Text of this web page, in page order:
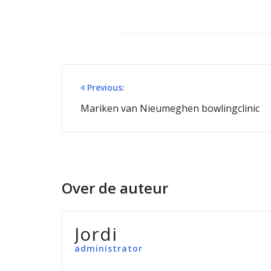
Bericht
navigatie
Previous:
Mariken van Nieumeghen bowlingclinic
Over de auteur
Jordi
administrator